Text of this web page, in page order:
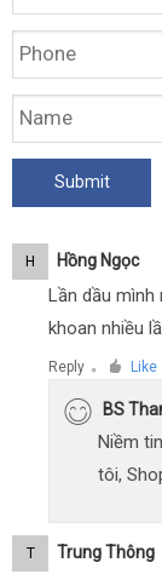
H Hồng Ngọc
Lần dầu mình
khoan nhiều
Reply ● Like
BS
Niềm
tôi,
T Trung Thông